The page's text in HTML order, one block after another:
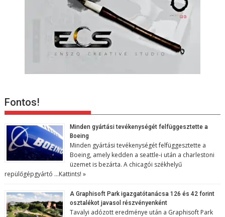
Fontos!
Minden gyártási tevékenységét felfüggesztette a
Boeing
Minden gyártási tevékenységét felfüggesztette a
Boeing, amely kedden a seattle-i után a charlestoni
üzemet is bezárta. A chicagói székhelyű
repülőgépgyártó …Kattints! »
A Graphisoft Park igazgatótanácsa 126 és 42 forint
osztalékot javasol részvényenként
Tavalyi adózott eredménye után a Graphisoft Park